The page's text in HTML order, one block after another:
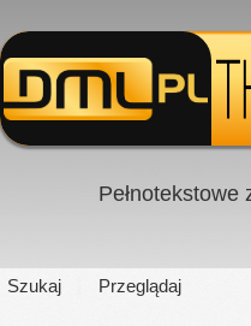
Szukaj Przeglądaj